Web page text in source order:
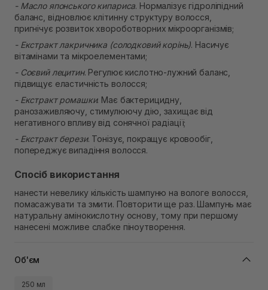
- Масло японського кипариса. Нормалізує гідроліпідний
баланс, відновлює клітинну структуру волосся,
пригнічує розвиток хвороботворних мікроорганізмів;
- Екстракт лакричника (солодковий корінь). Насичує
вітамінами та мікроелементами;
- Соєвий лецитин. Регулює кислотно-лужний баланс,
підвищує еластичність волосся;
- Екстракт ромашки. Має бактерицидну,
ранозаживляючу, стимулюючу дію, захищає від
негативного впливу від сонячної радіації;
- Екстракт берези. Тонізує, покращує кровообіг,
попереджує випадіння волосся.
Спосіб використання
нанести невелику кількість шампуню на вологе волосся,
помасажувати та змити. Повторити ще раз. Шампунь має
натуральну амінокислотну основу, тому при першому
нанесені можливе слабке піноутворення.
Об'єм
250 мл